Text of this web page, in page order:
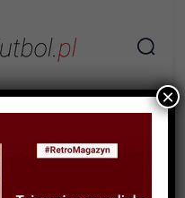
×